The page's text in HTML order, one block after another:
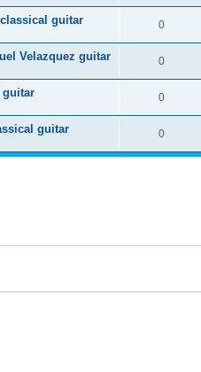
e
s
s
e
s
o
s
e
s
p
o
s
e
s
guitar 0R
é
o
n
s
Velazquez guitar 0R
é
o
n
guitar 0R
é
guitar 0R
é
s
s